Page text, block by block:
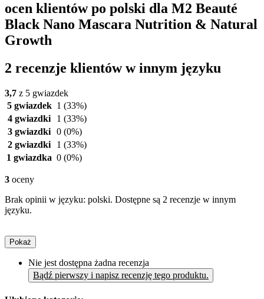
ocen klientów po polski dla M2 Beauté
Black Nano Mascara Nutrition & Natural
Growth
2 recenzje klientów w innym języku
3,7 z 5 gwiazdek
5 gwiazdek 1 (33%)
4 gwiazdki
1 (33%)
3 gwiazdki 0 (0%)
2 gwiazdki
1 (33%)
1 gwiazdka 0 (0%)
3 oceny
Brak opinii w języku: polski. Dostępne są 2 recenzje w innym
języku.
Pokaż
Nie jest dostępna żadna recenzja
Bądź pierwszy i napisz recenzję tego produktu.